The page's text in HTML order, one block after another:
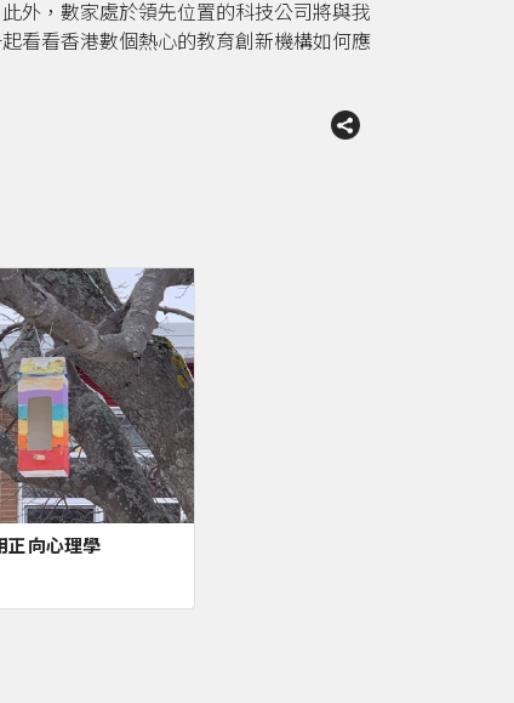
外，數家處於領先位置的科技公司將與我
看看香港數個熱心的教育創新機構如何應
正向心理學